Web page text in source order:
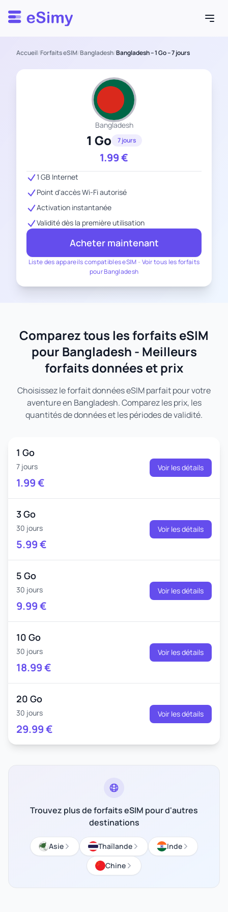
Esimy
Accueil/Forfaits eSIM/Bangladesh/Bangladesh – 1 Go – 7 jours
Bangladesh
1 Go 7 jours
1.99€
Liste des appareils compatibles eSIM - Voir tous les forfaits
pour Bangladesh
1 GB Internet
Point d'accès Wi-Fi autorisé
Activation instantanée
Validité dès la première utilisation
Acheter maintenant
Comparez tous les forfaits eSIM
pour Bangladesh - Meilleurs
forfaits données et prix
Choisissez le forfait données eSIM parfait pour votre
aventure en Bangladesh. Comparez les prix, les
quantités de données et les périodes de validité.
1 Go
7 jours
1.99€
Voir les détails
3 Go
30 jours
5.99€
Voir les détails
5 Go
30 jours
9.99€
Voir les détails
10 Go
30 jours
18.99€
Voir les détails
20 Go
30 jours
29.99€
Voir les détails
Trouvez plus de forfaits eSIM pour d'autres
destinations
Asie Thaïlande
Inde
Chine